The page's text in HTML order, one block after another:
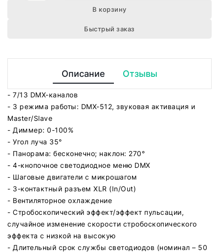
В корзину
Быстрый заказ
Описание Отзывы
- 7/13 DMX-каналов
- 3 режима работы: DMX-512, звуковая активация и
Master/Slave
- Диммер: 0-100%
- Угол луча 35°
- Панорама: бесконечно; наклон: 270°
- 4-кнопочное светодиодное меню DMX
- Шаговые двигатели с микрошагом
- 3-контактный разъем XLR (In/Out)
- Вентиляторное охлаждение
- Стробоскопический эффект/эффект пульсации,
случайное изменение скорости стробоскопического
эффекта с низкой на высокую
- Длительный срок службы светодиодов (номинал – 50